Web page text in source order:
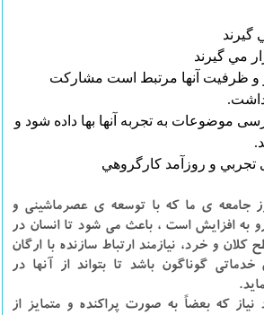
گيرند
مي گیرند
و ظرفيت آنها مرتبط است مشارکت
داشت.
موضوعات به تجربه آنها بها داده شود و
تجربي و روزآمد كارگروهي
جامعه ي ما كه با توسعه ي عصرماشيني و
رو به افزايش است ، باعث مي شود تا انسان در
و خرد، نيازمند ارتباط سازنده با ارگان
گوناگون باشد تا بتواند از آنها در
كه بعضاً به صورت پراكنده و متمايز از